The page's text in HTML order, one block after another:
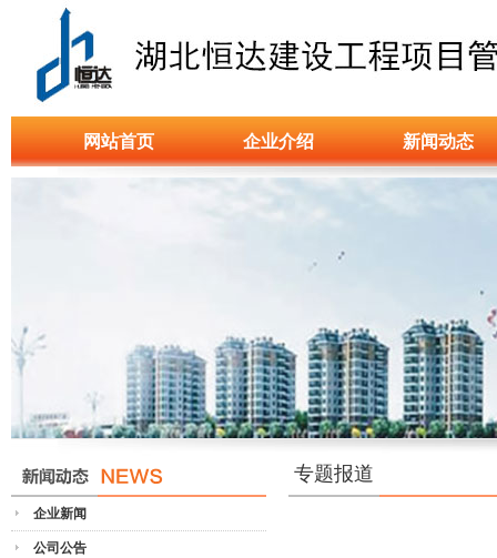
网站首页 企业介绍 新闻动态
企业新闻
公司公告
专题报道